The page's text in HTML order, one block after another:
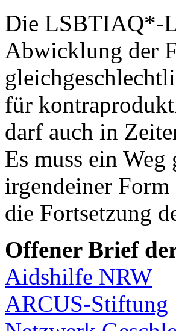
Die LSBTIAQ*-
Abwicklung der
für
darf auch in
Es muss ein
irgendeiner
die Fortsetzung
Offener Brief
Aidshilfe NRW
ARCUS-Stiftung